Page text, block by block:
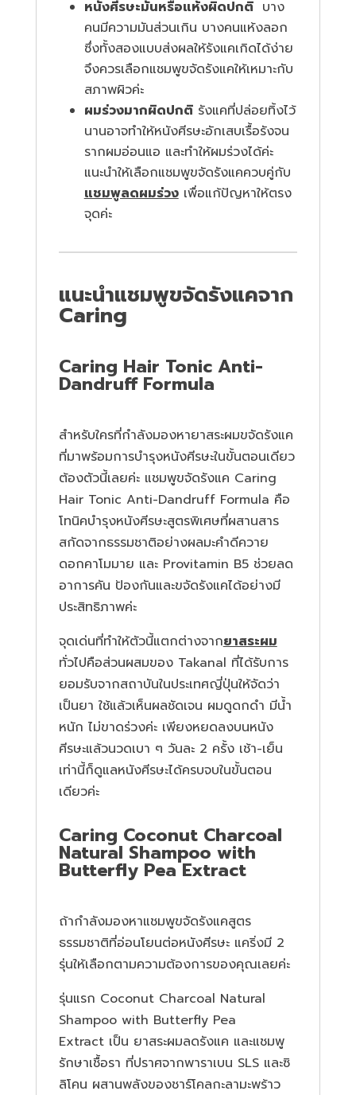
หนังศีรษะมันหรือแห้งผิดปกติ บาง
คนมีความมันส่วนเกิน บางคนแห้งลอก
ซึ่งทั้งสองแบบส่งผลให้รังแคเกิดได้ง่าย
จึงควรเลือกแชมพูขจัดรังแคให้เหมาะกับ
สภาพผิวค่ะ
ผมร่วงมากผิดปกติ รังแคที่ปล่อยทิ้งไว้
นานอาจทำให้หนังศีรษะอักเสบเรื้อรังจน
รากผมอ่อนแอ และทำให้ผมร่วงได้ค่ะ
แนะนำให้เลือกแชมพูขจัดรังแคควบคู่กับ
แชมพูลดผมร่วง เพื่อแก้ปัญหาให้ตรง
จุดค่ะ
แนะนำแชมพูขจัดรังแคจาก
Caring
Caring Hair Tonic Anti-
Dandruff Formula
สำหรับใครที่กำลังมองหายาสระผมขจัดรังแค
ที่มาพร้อมการบำรุงหนังศีรษะในขั้นตอนเดียว
ต้องตัวนี้เลยค่ะ แชมพูขจัดรังแค Caring
Hair Tonic Anti-Dandruff Formula คือ
โทนิคบำรุงหนังศีรษะสูตรพิเศษที่ผสานสาร
สกัดจากธรรมชาติอย่างผลมะคำดีควาย
ดอกคาโมมาย และ Provitamin B5 ช่วยลด
อาการคัน ป้องกันและขจัดรังแคได้อย่างมี
ประสิทธิภาพค่ะ
จุดเด่นที่ทำให้ตัวนี้แตกต่างจากยาสระผม
ทั่วไปคือส่วนผสมของ Takanal ที่ได้รับการ
ยอมรับจากสถาบันในประเทศญี่ปุ่นให้จัดว่า
เป็นยา ใช้แล้วเห็นผลชัดเจน ผมดูดกดำ มีน้ำ
หนัก ไม่ขาดร่วงค่ะ เพียงหยดลงบนหนัง
ศีรษะแล้วนวดเบา ๆ วันละ 2 ครั้ง เช้า-เย็น
เท่านี้ก็ดูแลหนังศีรษะได้ครบจบในขั้นตอน
เดียวค่ะ
Caring Coconut Charcoal
Natural Shampoo with
Butterfly Pea Extract
ถ้ากำลังมองหาแชมพูขจัดรังแคสูตร
ธรรมชาติที่อ่อนโยนต่อหนังศีรษะ แคริ่งมี 2
รุ่นให้เลือกตามความต้องการของคุณเลยค่ะ
รุ่นแรก Coconut Charcoal Natural
Shampoo with Butterfly Pea
Extract เป็น ยาสระผมลดรังแค และแชมพู
รักษาเชื้อรา ที่ปราศจากพาราเบน SLS และซิ
ลิโคน ผสานพลังของชาร์โคลกะลามะพร้าว